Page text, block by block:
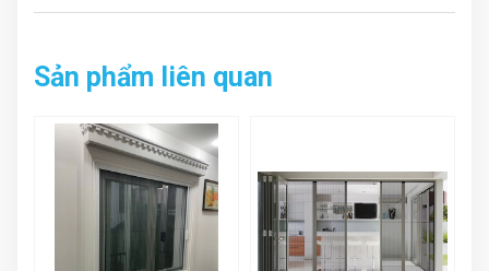
Sản phẩm liên quan